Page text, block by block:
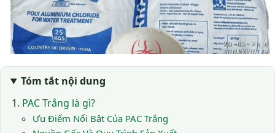
Tóm tắt nội dung
PAC Trắng là gì?
Ưu Điểm Nổi Bật Của PAC Trắng